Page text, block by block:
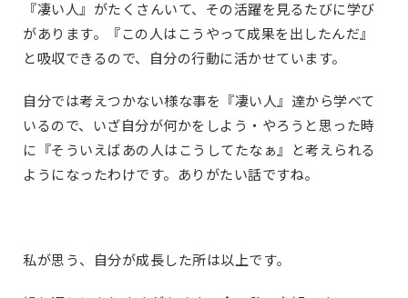
『凄い人』がたくさんいて、その活躍を見るたびに学び
があります。『この人はこうやって成果を出したんだ』
と吸収できるので、自分の行動に活かせています。
自分では考えつかない様な事を『凄い人』達から学べて
いるので、いざ自分が何かをしよう・やろうと思った時
に『そういえばあの人はこうしてたなぁ』と考えられる
ようになったわけです。ありがたい話ですね。
私が思う、自分が成長した所は以上です。